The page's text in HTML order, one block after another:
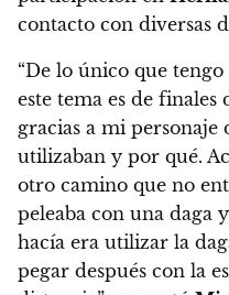
contacto con diversas
“De lo único que
este tema es de finales
gracias a mi personaje
utilizaban y por qué.
otro camino que no
peleaba con una daga
hacía era utilizar la
pegar después con la